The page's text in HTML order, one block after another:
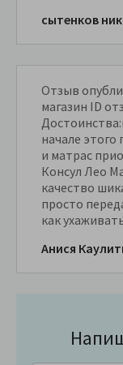
сытенков
Отзыв
магазин ID
начале
и матрас
Консул Лео
качество
просто
как
Анися